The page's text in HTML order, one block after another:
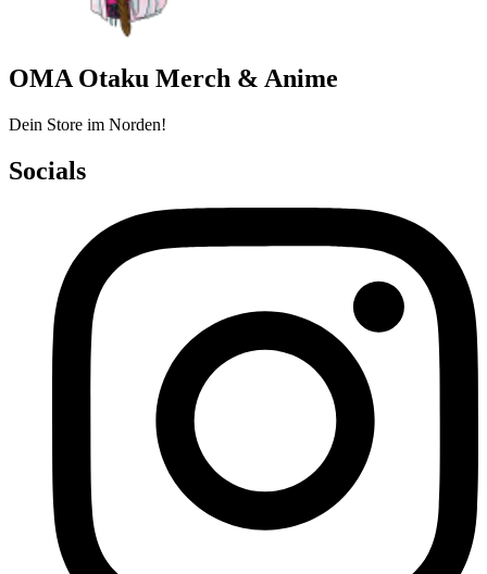
OMA Otaku Merch & Anime
Dein Store im Norden!
Socials